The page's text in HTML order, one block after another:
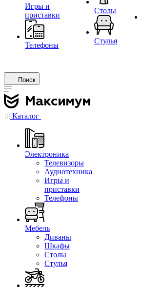
Игры и
приставки
Телефоны
Столы
Стулья
Поиск
Каталог
Электроника
Телевизоры
Аудиотехника
Игры и
приставки
Телефоны
Мебель
Диваны
Шкафы
Столы
Стулья